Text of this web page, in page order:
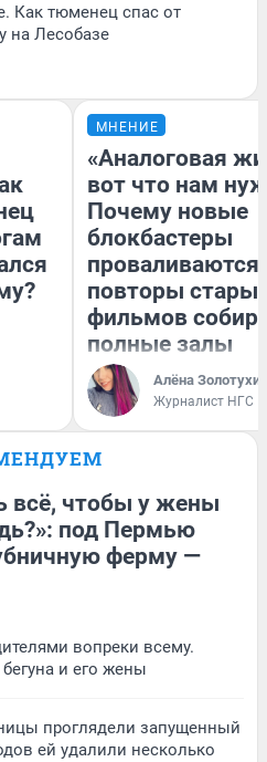
Как тюменец спас от
на Лесобазе
МНЕНИЕ
«Аналоговая
вот что нам
Почему новые
блокбастеры
повторы
фильмов
полные залы
Алёна
Журналист НГС
всё, чтобы у жены
под Пермью
ферму —
вопреки всему.
и его жены
проглядели запущенный
ей удалили несколько